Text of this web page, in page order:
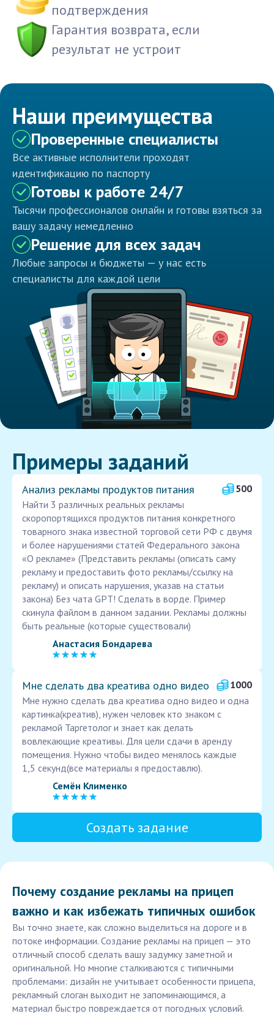
подтверждения
Гарантия возврата, если
результат не устроит
Наши преимущества
Проверенные специалисты
Все активные исполнители проходят
идентификацию по паспорту
Готовы к работе 24/7
Тысячи профессионалов онлайн и готовы взяться за
вашу задачу немедленно
Решение для всех задач
Любые запросы и бюджеты — у нас есть
специалисты для каждой цели
Примеры заданий
Анализ рекламы продуктов питания
500
Найти 3 различных реальных рекламы
скоропортящихся продуктов питания конкретного
товарного знака известной торговой сети РФ с двумя
и более нарушениями статей Федерального закона
«О рекламе» (Представить рекламы (описать саму
рекламу и предоставить фото рекламы/ссылку на
рекламу) и описать нарушения, указав на статьи
закона) Без чата GPT! Сделать в ворде. Пример
скинула файлом в данном задании. Рекламы должны
быть реальные (которые существовали)
Анастасия Бондарева
Мне сделать два креатива одно видео
1000
Мне нужно сделать два креатива одно видео и одна
картинка(креатив), нужен человек кто знаком с
рекламой Таргетолог и знает как делать
вовлекающие креативы. Для цели сдачи в аренду
помещения. Нужно чтобы видео менялось каждые
1,5 секунд(все материалы я предоставлю).
Семён Клименко
Создать задание
Почему создание рекламы на прицеп
важно и как избежать типичных ошибок
Вы точно знаете, как сложно выделиться на дороге и в
потоке информации. Создание рекламы на прицеп — это
отличный способ сделать вашу задумку заметной и
оригинальной. Но многие сталкиваются с типичными
проблемами: дизайн не учитывает особенности прицепа,
рекламный слоган выходит не запоминающимся, а
материал быстро повреждается от погодных условий.